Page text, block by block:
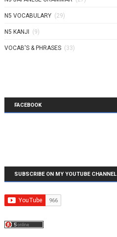
N5 VOCABULARY (29)
N5 KANJI (9)
VOCAB'S & PHRASES (33)
FACEBOOK
SUBSCRIBE ON MY YOUTUBE CHANNEL